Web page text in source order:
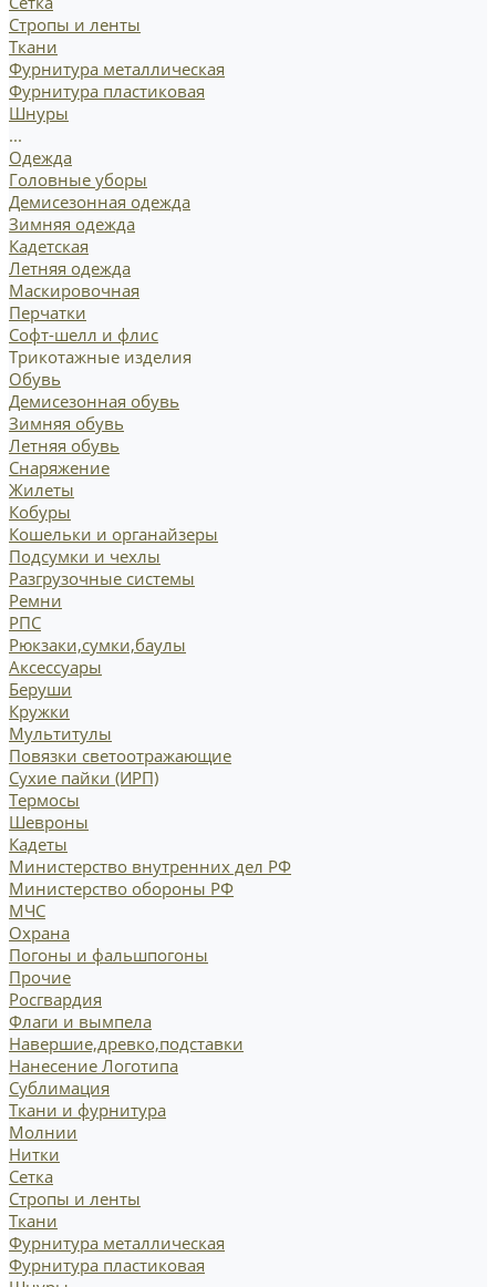
Стропы и ленты
Ткани
Фурнитура металлическая
Фурнитура пластиковая
Шнуры
...
Одежда
Головные уборы
Демисезонная одежда
Зимняя одежда
Кадетская
Летняя одежда
Маскировочная
Перчатки
Софт-шелл и флис
Трикотажные изделия
Обувь
Демисезонная обувь
Зимняя обувь
Летняя обувь
Снаряжение
Жилеты
Кобуры
Кошельки и органайзеры
Подсумки и чехлы
Разгрузочные системы
Ремни
РПС
Рюкзаки,сумки,баулы
Аксессуары
Беруши
Кружки
Мультитулы
Повязки светоотражающие
Сухие пайки (ИРП)
Термосы
Шевроны
Кадеты
Министерство внутренних дел РФ
Министерство обороны РФ
МЧС
Охрана
Погоны и фальшпогоны
Прочие
Росгвардия
Флаги и вымпела
Навершие,древко,подставки
Нанесение Логотипа
Сублимация
Ткани и фурнитура
Молнии
Нитки
Сетка
Стропы и ленты
Ткани
Фурнитура металлическая
Фурнитура пластиковая